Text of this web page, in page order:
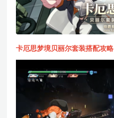
卡厄思梦境贝丽尔套装搭配攻略